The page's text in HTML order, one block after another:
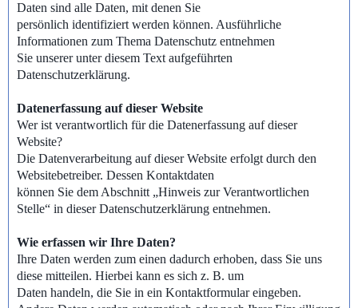
Daten sind alle Daten, mit denen Sie
persönlich identifiziert werden können. Ausführliche
Informationen zum Thema Datenschutz entnehmen
Sie unserer unter diesem Text aufgeführten
Datenschutzerklärung.
Datenerfassung auf dieser Website
Wer ist verantwortlich für die Datenerfassung auf dieser
Website?
Die Datenverarbeitung auf dieser Website erfolgt durch den
Websitebetreiber. Dessen Kontaktdaten
können Sie dem Abschnitt „Hinweis zur Verantwortlichen
Stelle“ in dieser Datenschutzerklärung entnehmen.
Wie erfassen wir Ihre Daten?
Ihre Daten werden zum einen dadurch erhoben, dass Sie uns
diese mitteilen. Hierbei kann es sich z. B. um
Daten handeln, die Sie in ein Kontaktformular eingeben.